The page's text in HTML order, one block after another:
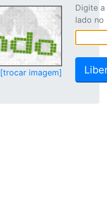
[trocar imagem]
Digite
lado no